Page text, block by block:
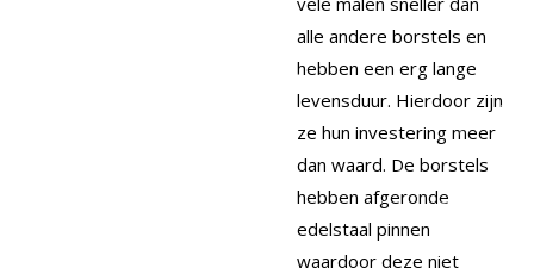
alle andere borstels en
hebben een erg lange
levensduur. Hierdoor zijn
ze hun investering meer
dan waard. De borstels
hebben afgeronde
edelstaal pinnen
waardoor deze niet